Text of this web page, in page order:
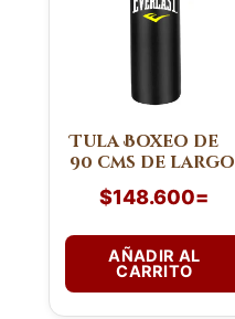
Tula Boxeo de
90 cms de largo
$148.600=
AÑADIR AL
CARRITO